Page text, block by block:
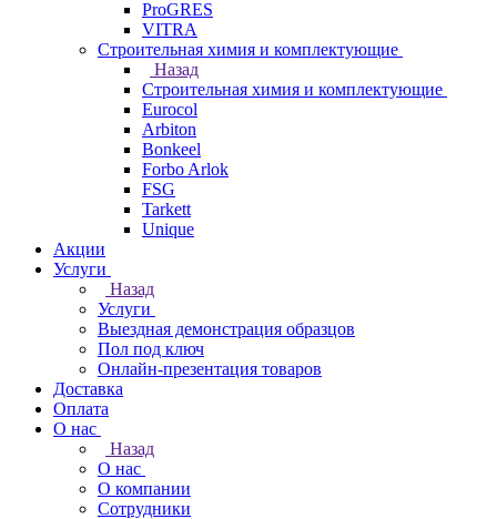
ProGRES
VITRA
Строительная химия и комплектующие
Назад
Строительная химия и комплектующие
Eurocol
Arbiton
Bonkeel
Forbo Arlok
FSG
Tarkett
Unique
Акции
Услуги
Назад
Услуги
Выездная демонстрация образцов
Пол под ключ
Онлайн-презентация товаров
Доставка
Оплата
О нас
Назад
О нас
О компании
Сотрудники